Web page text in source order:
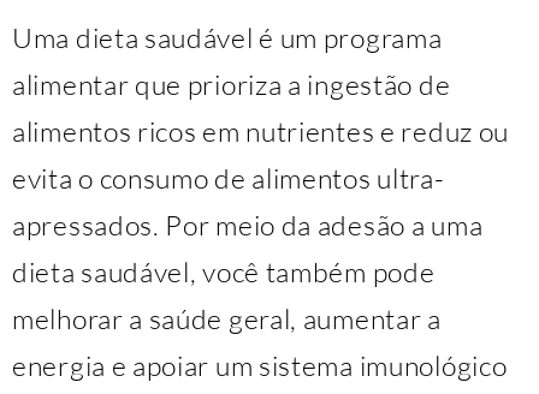
Uma dieta saudável é um programa
alimentar que prioriza a ingestão de
alimentos ricos em nutrientes e reduz ou
evita o consumo de alimentos ultra-
apressados. Por meio da adesão a uma
dieta saudável, você também pode
melhorar a saúde geral, aumentar a
energia e apoiar um sistema imunológico